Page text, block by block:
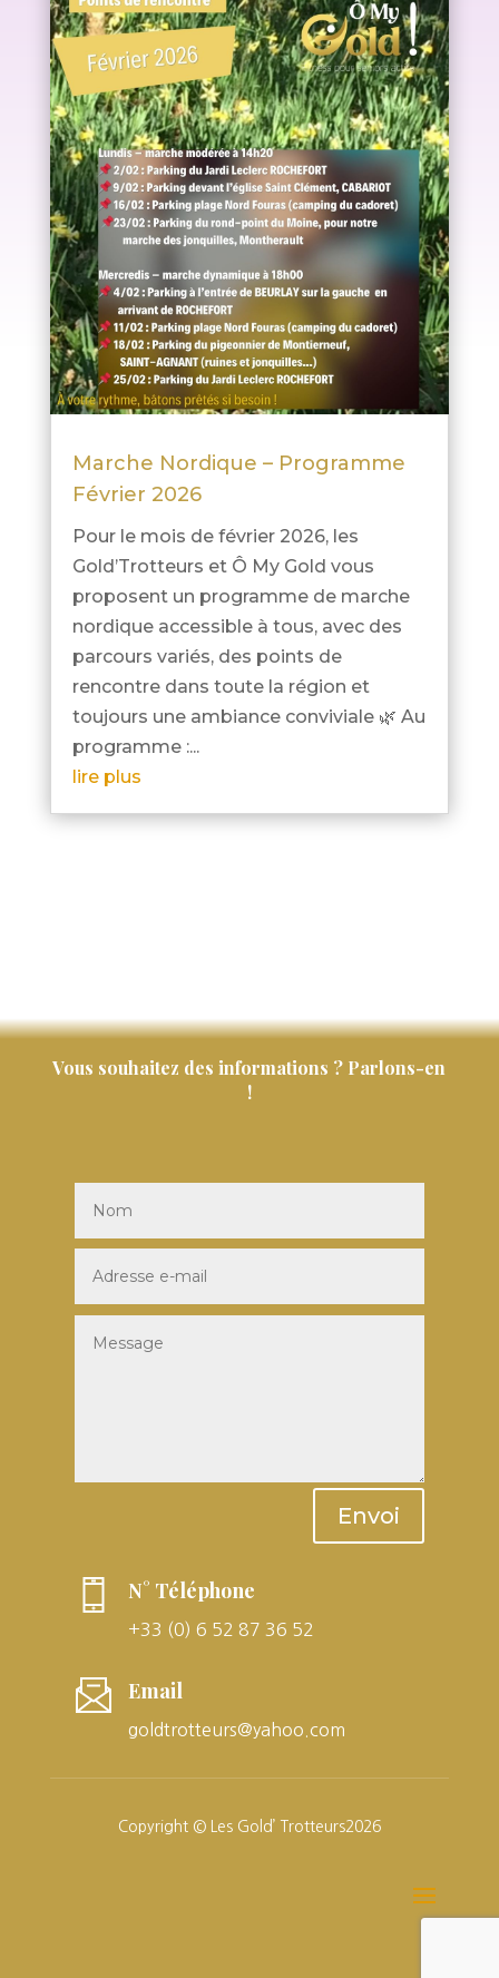
Marche Nordique – Programme
Février 2026
Pour le mois de février 2026, les
Gold’Trotteurs et Ô My Gold vous
proposent un programme de marche
nordique accessible à tous, avec des
parcours variés, des points de
rencontre dans toute la région et
toujours une ambiance conviviale 🌿 Au
programme :...
lire plus
Vous souhaitez des informations ? Parlons-en
!
Envoi
N° Téléphone
+33 (0) 6 52 87 36 52
Email
goldtrotteurs@yahoo.com
Copyright © Les Gold’ Trotteurs2026